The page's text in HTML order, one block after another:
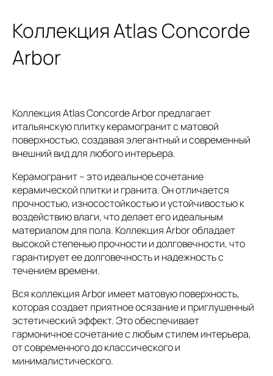
Коллекция Atlas Concorde
Arbor
Коллекция Atlas Concorde Arbor предлагает
итальянскую плитку керамогранит с матовой
поверхностью, создавая элегантный и современный
внешний вид для любого интерьера.
Керамогранит – это идеальное сочетание
керамической плитки и гранита. Он отличается
прочностью, износостойкостью и устойчивостью к
воздействию влаги, что делает его идеальным
материалом для пола. Коллекция Arbor обладает
высокой степенью прочности и долговечности, что
гарантирует ее долговечность и надежность с
течением времени.
Вся коллекция Arbor имеет матовую поверхность,
которая создает приятное осязание и приглушенный
эстетический эффект. Это обеспечивает
гармоничное сочетание с любым стилем интерьера,
от современного до классического и
минималистического.